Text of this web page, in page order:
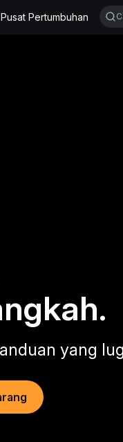
Pusat Pertumbuhan
yang